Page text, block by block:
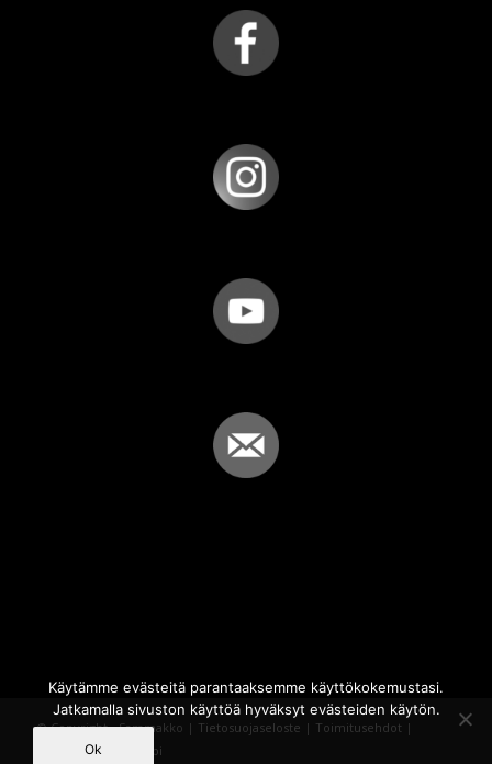
© Copyright - Sammakko | Tietosuojaseloste | Toimitusehdot |
Powered by
iQWebbi
Käytämme evästeitä parantaaksemme käyttökokemustasi.
Jatkamalla sivuston käyttöä hyväksyt evästeiden käytön.
Ok